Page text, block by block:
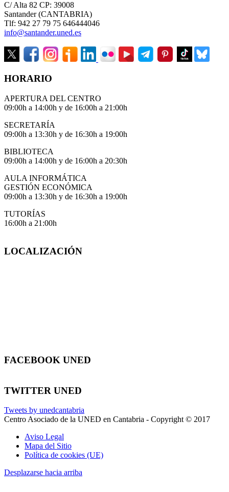
C/ Alta 82 CP: 39008
Santander (CANTABRIA)
Tlf: 942 27 79 75 646444046
info@santander.uned.es
HORARIO
APERTURA DEL CENTRO
09:00h a 14:00h y de 16:00h a 21:00h
SECRETARÍA
09:00h a 13:30h y de 16:30h a 19:00h
BIBLIOTECA
09:00h a 14:00h y de 16:00h a 20:30h
AULA INFORMÁTICA
GESTIÓN ECONÓMICA
09:00h a 13:30h y de 16:30h a 19:00h
TUTORÍAS
16:00h a 21:00h
LOCALIZACIÓN
FACEBOOK UNED
TWITTER UNED
Tweets by unedcantabria
Centro Asociado de la UNED en Cantabria - Copyright © 2017
Aviso Legal
Mapa del Sitio
Política de cookies (UE)
Desplazarse hacia arriba